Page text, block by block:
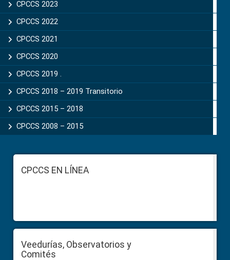
CPCCS 2023
CPCCS 2022
CPCCS 2021
CPCCS 2020
CPCCS 2019 .
CPCCS 2018 – 2019 Transitorio
CPCCS 2015 – 2018
CPCCS 2008 – 2015
FooterCPCCS EN LÍNEA
Veedurías, Observatorios y
Comités